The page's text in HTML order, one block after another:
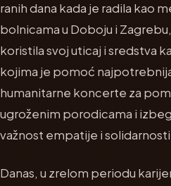
ranih dana kada je radila kao
bolnicama u Doboju i
koristila svoj uticaj i sredstva
kojima je pomoć
humanitarne koncerte za
ugroženim porodicama i
važnost empatije i
Danas, u zrelom periodu